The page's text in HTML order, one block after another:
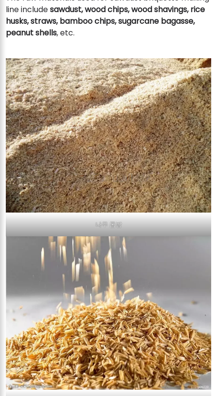
line includesawdust, wood chips, wood shavings, rice
husks, straws, bamboo chips, sugarcane bagasse,
peanut shells, etc.
나무 톱밥